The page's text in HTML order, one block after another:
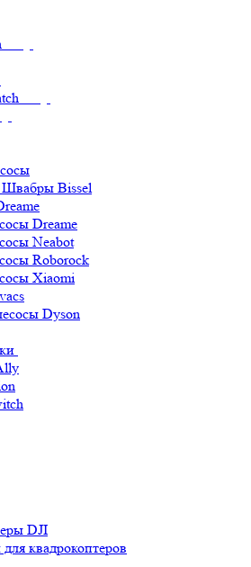
Bissel
Dreame
Neabot
Roborock
Xiaomi
Dyson
DJI
квадрокоптеров